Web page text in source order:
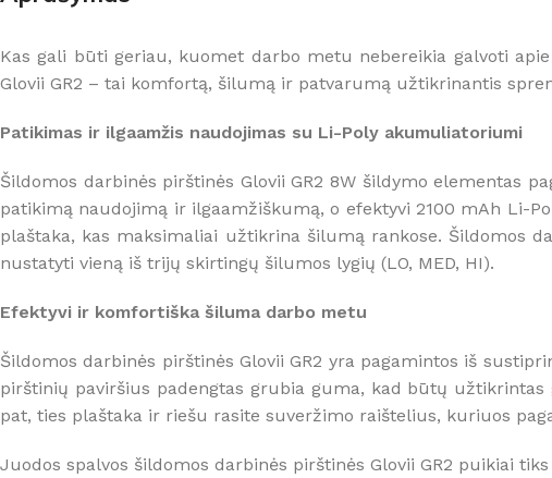
Kas gali būti geriau, kuomet darbo metu nebereikia galvoti
Glovii GR2 – tai komfortą, šilumą ir patvarumą užtikrinantis
Patikimas ir ilgaamžis naudojimas su Li-Poly akumuliatoriumi
Šildomos darbinės pirštinės Glovii GR2 8W šildymo elementas
patikimą naudojimą ir ilgaamžiškumą, o efektyvi 2100 mAh Li-
plaštaka, kas maksimaliai užtikrina šilumą rankose. Šildomos
nustatyti vieną iš trijų skirtingų šilumos lygių (LO, MED, HI).
Efektyvi ir komfortiška šiluma darbo metu
Šildomos darbinės pirštinės Glovii GR2 yra pagamintos iš
pirštinių paviršius padengtas grubia guma, kad būtų
pat, ties plaštaka ir riešu rasite suveržimo raištelius, kuriuos
Juodos spalvos šildomos darbinės pirštinės Glovii GR2 puikiai